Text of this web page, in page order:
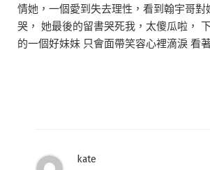
情她，一個愛到失去理性，看到翰宇哥對
哭， 她最後的留書哭死我，太傻瓜啦，
的一個好妹妹 只會面帶笑容心裡滴淚 看
kate